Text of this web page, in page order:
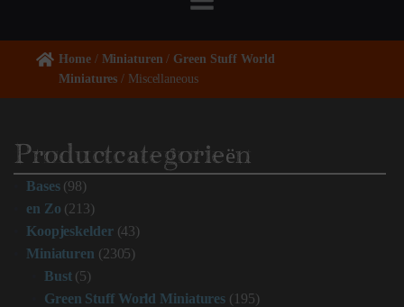
Home/ Miniaturen / Green Stuff World
Miniatures / Miscellaneous
Productcategorieën
Bases (98)
en Zo (213)
Koopjeskelder (43)
Miniaturen (2305)
Bust (5)
Green Stuff World Miniatures (195)